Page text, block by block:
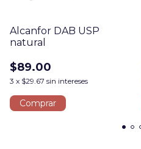
Alcanfor DAB USP
natural
$89.00
3 x $29.67 sin intereses
Comprar